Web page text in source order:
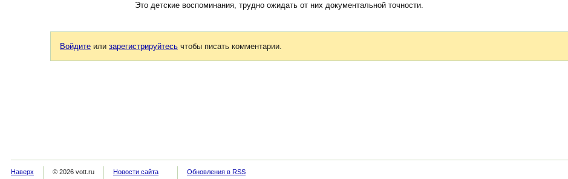
Это детские воспоминания, трудно ожидать от них документальной точности.
Войдите или зарегистрируйтесь чтобы писать комментарии.
Наверх © 2026 vott.ru Новости сайта Обновления в RSS